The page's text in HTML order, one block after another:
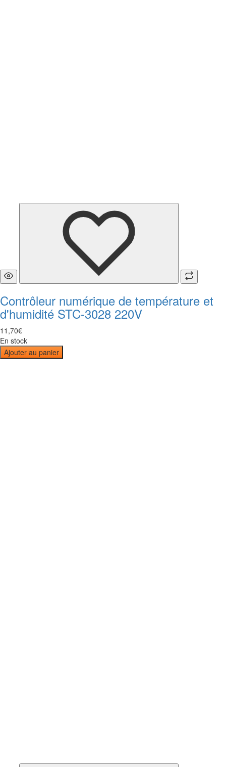
Contrôleur numérique de température et
d'humidité STC-3028 220V
11 ,70€
En stock
Ajouter au panier